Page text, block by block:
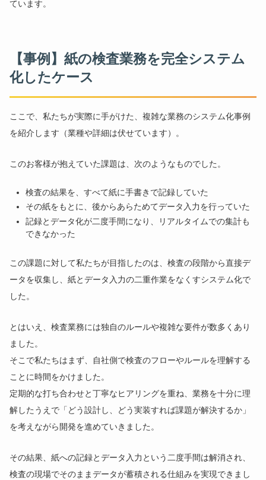
ています。
【事例】紙の検査業務を完全システム
化したケース
ここで、私たちが実際に手がけた、複雑な業務のシステム化事例
を紹介します（業種や詳細は伏せています）。
このお客様が抱えていた課題は、次のようなものでした。
検査の結果を、すべて紙に手書きで記録していた
その紙をもとに、後からあらためてデータ入力を行っていた
記録とデータ化が二度手間になり、リアルタイムでの集計も
できなかった
この課題に対して私たちが目指したのは、検査の段階から直接デ
ータを収集し、紙とデータ入力の二重作業をなくすシステム化で
した。
とはいえ、検査業務には独自のルールや複雑な要件が数多くあり
ました。
そこで私たちはまず、自社側で検査のフローやルールを理解する
ことに時間をかけました。
定期的な打ち合わせと丁寧なヒアリングを重ね、業務を十分に理
解したうえで「どう設計し、どう実装すれば課題が解決するか」
を考えながら開発を進めていきました。
その結果、紙への記録とデータ入力という二度手間は解消され、
検査の現場でそのままデータが蓄積される仕組みを実現できまし